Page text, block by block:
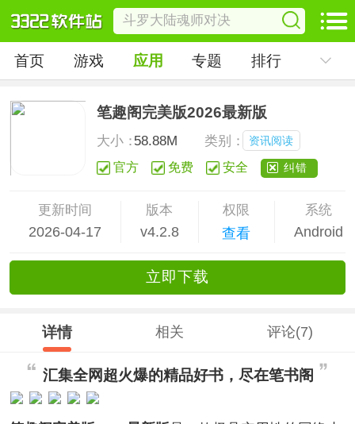
首页 游戏 应用 专题 排行
笔趣阁完美版2026最新版
大小：58.88M 类别： 资讯阅读
官方 免费 安全 纠错
更新时间
2026-04-17
版本
v4.2.8
权限
查看
系统
Android
立即下载
详情 相关 评论(7)
汇集全网超火爆的精品好书，尽在笔书阁